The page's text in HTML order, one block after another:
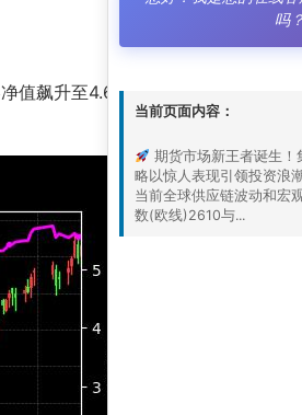
飙升至4.6，远超基准净值1.4，凸
吗？
当前页面内容：
期货市场新王者诞生
略以惊人表现引领投资浪
当前全球供应链波动和宏
数(欧线)2610与...